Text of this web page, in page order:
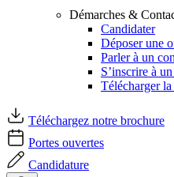
Démarches &
Candidater
Déposer une
Parler à un
S’inscrire à
Télécharger
Téléchargez notre brochure
Portes ouvertes
Candidature